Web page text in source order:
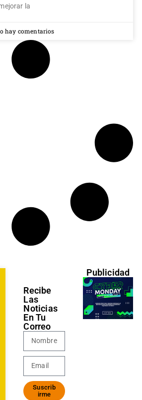
la
hay comentarios
Recibe
Las
Noticias
En Tu
Correo
Suscrib
irme
Publicidad